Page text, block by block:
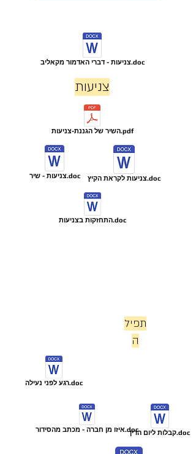
צניעות - דברי האדמור מקאליב.doc
צניעות
השיר של הגננת-צניעות.pdf
צניעות - שיר.doc צניעות לקראת הקיץ.doc
התחזקות בצניעות.doc
תפיל
ה
רגע לפני נעילה.doc
איזו מן חברה - מכתב מהסידור.doc קבלות ליום הדין.doc